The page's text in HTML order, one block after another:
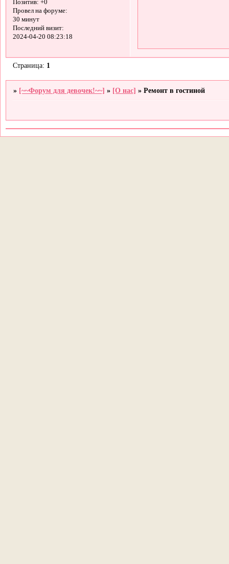
Позитив: +0
Провел на форуме:
30 минут
Последний визит:
2024-04-20 08:23:18
Страница: 1
» [~~Форум для девочек!~~] » [О нас] »Ремонт в гостиной